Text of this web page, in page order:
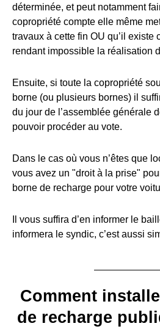
déterminée, et peut notamment
copropriété compte elle même
travaux à cette fin OU qu’il existe
rendant impossible la réalisation
Ensuite, si toute la copropriété
borne (ou plusieurs bornes) il
du jour de l’assemblée générale
pouvoir procéder au vote.
Dans le cas où vous n’êtes que
vous avez un "droit à la prise"
borne de recharge pour votre
Il vous suffira d’en informer le
informera le syndic, c’est aussi
Comment
de recharge